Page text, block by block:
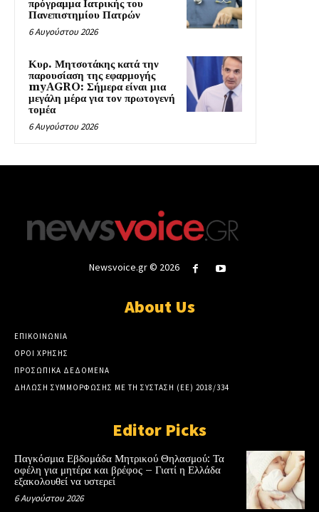
πρόγραμμα Ιατρικής του
Πανεπιστημίου Πατρών
6 Αυγούστου 2026
Κυρ. Μητσοτάκης κατά την
παρουσίαση της εφαρμογής
myAGRO: Σήμερα είναι μια
μεγάλη μέρα για τον πρωτογενή
τομέα
6 Αυγούστου 2026
Newsvoice.gr © 2026
About Us
ΕΠΙΚΟΙΝΩΝΙΑ
ΟΡΟΙ ΧΡΗΣΗΣ
ΠΡΟΣΩΠΙΚΑ ΔΕΔΟΜΕΝΑ
ΔΗΛΩΣΗ ΣΥΜΜΟΡΦΩΣΗΣ ΜΕ ΤΗ ΣΥΣΤΑΣΗ (ΕΕ) 2018/334
Editor Picks
Παγκόσμια Εβδομάδα Μητρικού Θηλασμού: Τα
οφέλη για μητέρα και βρέφος – Γιατί η Ελλάδα
εξακολουθεί να υστερεί
6 Αυγούστου 2026